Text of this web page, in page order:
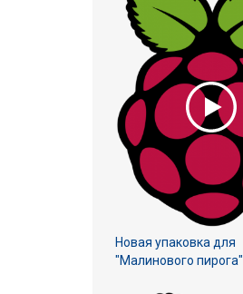
Новая упаковка для
"Малинового пирога"